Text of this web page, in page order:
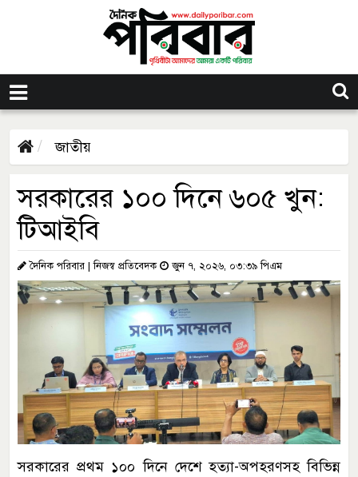
জাতীয়
সরকারের ১০০ দিনে ৬০৫ খুন:
টিআইবি
দৈনিক পরিবার | নিজস্ব প্রতিবেদক জুন ৭, ২০২৬, ০৩:৩৯ পিএম
সরকারের প্রথম ১০০ দিনে দেশে হত্যা-অপহরণসহ বিভিন্ন